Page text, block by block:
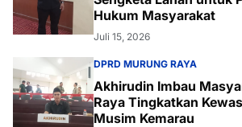
Hukum Masyarakat
Juli 15, 2026
DPRD MURUNG RAYA
Akhirudin Imbau
Raya Tingkatkan
Musim Kemarau